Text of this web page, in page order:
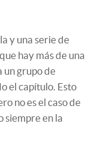
y una serie de
hay más de una
un grupo de
el capítulo. Esto
no es el caso de
siempre en la